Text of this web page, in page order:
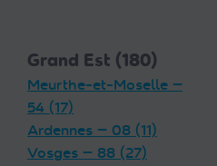
Grand Est (180)
Meurthe-et-Moselle —
54 (17)
Ardennes — 08 (11)
Vosges — 88 (27)